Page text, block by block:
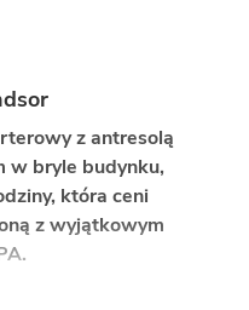
z antresolą
w bryle budynku,
która ceni
z wyjątkowym